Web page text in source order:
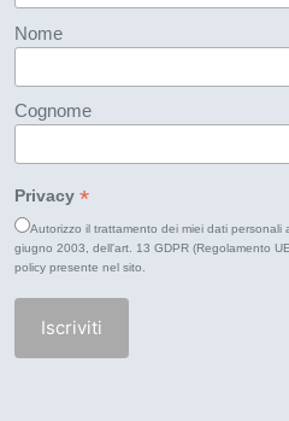
Nome
Cognome
Privacy *
Autorizzo il trattamento dei miei dati personali
giugno 2003, dell'art. 13 GDPR (Regolamento
policypresente nel sito.